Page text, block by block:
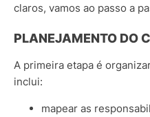
claros, vamos ao passo a
PLANEJAMENTO DO
A primeira etapa é
inclui:
mapear as